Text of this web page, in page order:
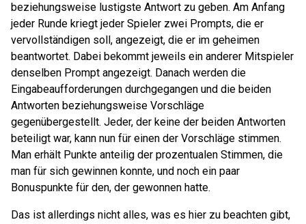
beziehungsweise lustigste Antwort zu geben. Am Anfang
jeder Runde kriegt jeder Spieler zwei Prompts, die er
vervollständigen soll, angezeigt, die er im geheimen
beantwortet. Dabei bekommt jeweils ein anderer Mitspieler
denselben Prompt angezeigt. Danach werden die
Eingabeaufforderungen durchgegangen und die beiden
Antworten beziehungsweise Vorschläge
gegenübergestellt. Jeder, der keine der beiden Antworten
beteiligt war, kann nun für einen der Vorschläge stimmen.
Man erhält Punkte anteilig der prozentualen Stimmen, die
man für sich gewinnen konnte, und noch ein paar
Bonuspunkte für den, der gewonnen hatte.
Das ist allerdings nicht alles, was es hier zu beachten gibt,